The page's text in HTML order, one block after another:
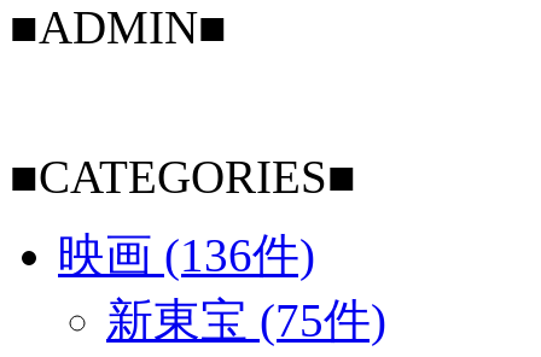
■ADMIN■
■CATEGORIES■
映画 (136件)
新東宝 (75件)